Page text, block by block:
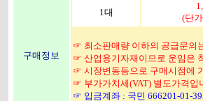
구매정보
1대
(단
☞ 최소판매량 이하의 공급문의
☞ 산업용기자재이므로 운임은
☞ 시장변동등으로 구매시점에
☞ 부가가치세(VAT) 별도가격입
☞ 입금계좌 : 국민 666201-01-